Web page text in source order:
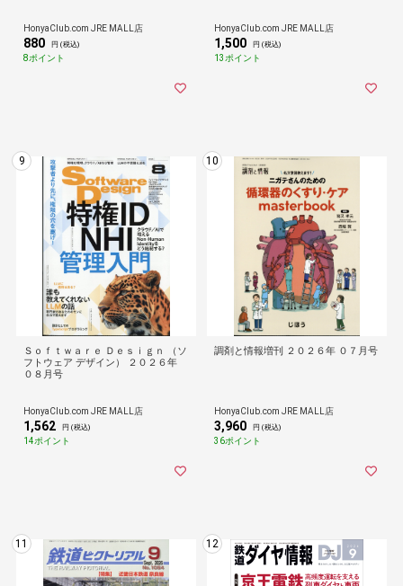
HonyaClub.com JRE MALL店
880 円 (税込)
8ポイント
HonyaClub.com JRE MALL店
1,500 円 (税込)
13ポイント
9
Ｓｏｆｔｗａｒｅ Ｄｅｓｉｇｎ （ソ
フトウェア デザイン） ２０２６年
０８月号
HonyaClub.com JRE MALL店
1,562 円 (税込)
14ポイント
10
調剤と情報増刊 ２０２６年 ０７月号
HonyaClub.com JRE MALL店
3,960 円 (税込)
36ポイント
11 12